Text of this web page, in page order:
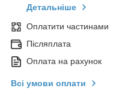
Детальніше
Оплатити частинами
Післяплата
Оплата на рахунок
Всі умови оплати